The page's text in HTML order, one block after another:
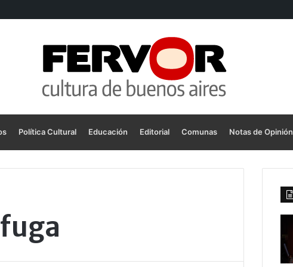
Política Cultural Educación Editorial Comunas Notas de Opinión